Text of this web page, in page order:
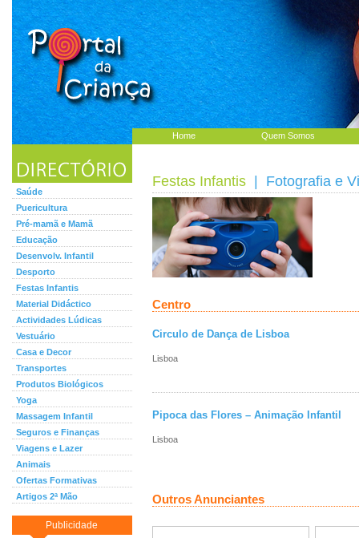
Home Quem Somos
Saúde
Puericultura
Pré-mamã e Mamã
Educação
Desenvolv. Infantil
Desporto
Festas Infantis
Material Didáctico
Actividades Lúdicas
Vestuário
Casa e Decor
Transportes
Produtos Biológicos
Yoga
Massagem Infantil
Seguros e Finanças
Viagens e Lazer
Animais
Ofertas Formativas
Artigos 2ª Mão
Publicidade
Festas Infantis | Fotografia e
Centro
Circulo de Dança de Lisboa
Lisboa
Pipoca das Flores – Animação Infantil
Lisboa
Outros Anunciantes